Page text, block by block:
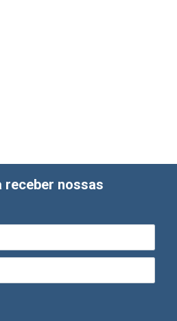
receber nossas